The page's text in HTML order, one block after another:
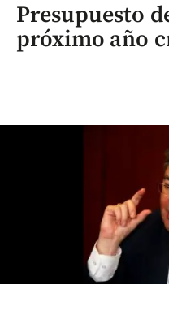
Presupuesto
próximo año